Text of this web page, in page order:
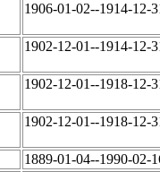
1906-01-02--1914-12-
1902-12-01--1914-12-
1902-12-01--1918-12-
1902-12-01--1918-12-
1889-01-04--1990-02-